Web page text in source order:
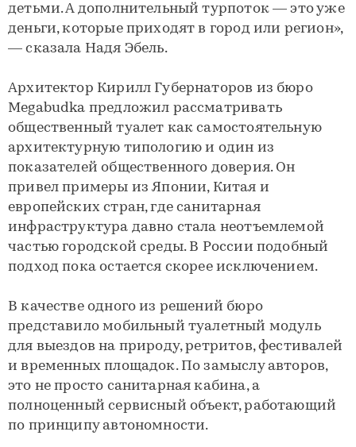
детьми. А дополнительный турпоток — это уже
деньги, которые приходят в город или регион»,
— сказала Надя Эбель.
Архитектор Кирилл Губернаторов из бюро
Megabudka предложил рассматривать
общественный туалет как самостоятельную
архитектурную типологию и один из
показателей общественного доверия. Он
привел примеры из Японии, Китая и
европейских стран, где санитарная
инфраструктура давно стала неотъемлемой
частью городской среды. В России подобный
подход пока остается скорее исключением.
В качестве одного из решений бюро
представило мобильный туалетный модуль
для выездов на природу, ретритов, фестивалей
и временных площадок. По замыслу авторов,
это не просто санитарная кабина, а
полноценный сервисный объект, работающий
по принципу автономности.